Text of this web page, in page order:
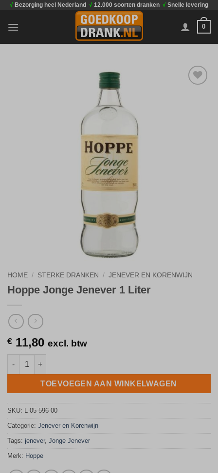
inhoud
√ Bezorging heel Nederland √ 12.000 soorten dranken √ Snelle levering
0
HOME / STERKE DRANKEN / JENEVER EN KORENWIJN
Hoppe Jonge Jenever 1 Liter
€ 11,80 excl. btw
Hoppe Jonge Jenever 1 Liter aantal
TOEVOEGEN AAN WINKELWAGEN
SKU: L-05-596-00
Categorie: Jenever en Korenwijn
Tags: jenever, Jonge Jenever
Merk: Hoppe